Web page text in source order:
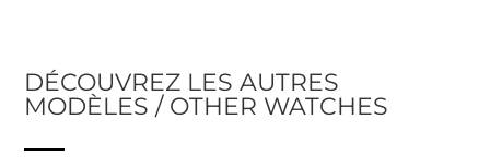
DÉCOUVREZ LES AUTRES
MODÈLES / OTHER WATCHES